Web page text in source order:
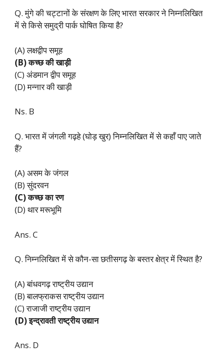
Q. मुंगे की चट्टानों के संरक्षण के लिए भारत सरकार ने निम्नलिखित
में से किसे समुद्री पार्क घोषित किया है?
(A) लक्षद्वीप समूह
(B) कच्छ की खाड़ी
(C) अंडमान द्वीप समूह
(D) मन्नार की खाड़ी
Ns. B
Q. भारत में जंगली गढ़हे (घोड़ खुर) निम्नलिखित में से कहाँ पाए जाते
हैं?
(A) असम के जंगल
(B) सुंदरवन
(C) कच्छ का रण
(D) थार मरूभूमि
Ans. C
Q. निम्नलिखित में से कौन-सा छतीसगढ़ के बस्तर क्षेत्र में स्थित है?
(A) बांधवगढ़ राष्ट्रीय उद्यान
(B) बालफ्राकस राष्ट्रीय उद्यान
(C) राजाजी राष्ट्रीय उद्यान
(D) इन्द्रावती राष्ट्रीय उद्यान
Ans. D